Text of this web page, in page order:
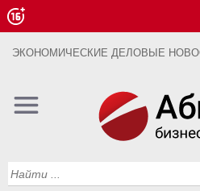
ЭКОНОМИЧЕСКИЕ ДЕЛОВЫЕ